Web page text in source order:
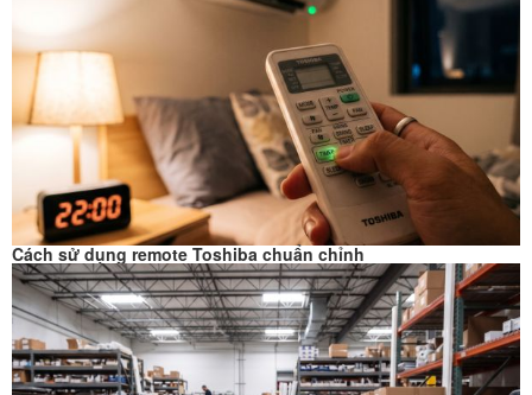
Cách sử dụng remote Toshiba chuẩn chỉnh